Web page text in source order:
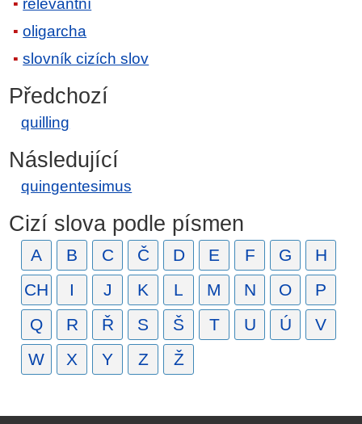
relevantní
oligarcha
slovník cizích slov
Předchozí
quilling
Následující
quingentesimus
Cizí slova podle písmen
A B C Č D E F G
H
CH
I J K L M N O
P
Q
R Ř S Š T U Ú
V
W
X Y Z Ž